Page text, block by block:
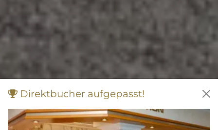
Direktbucher aufgepasst!